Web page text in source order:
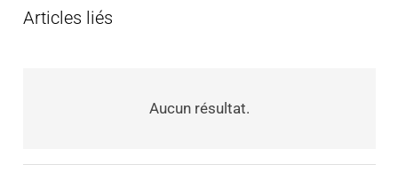
Articles liés
Aucun résultat.